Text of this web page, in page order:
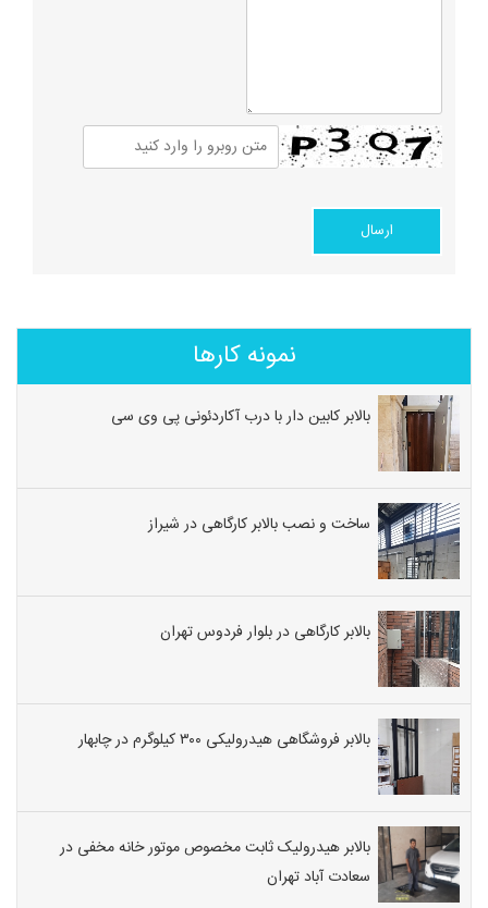
نمونه کارها
بالابر کابین دار با درب آکاردئونی پی وی سی
ساخت و نصب بالابر کارگاهی در شیراز
بالابر کارگاهی در بلوار فردوس تهران
بالابر فروشگاهی هیدرولیکی ۳۰۰ کیلوگرم در چابهار
بالابر هیدرولیک ثابت مخصوص موتور خانه مخفی در
سعادت آباد تهران